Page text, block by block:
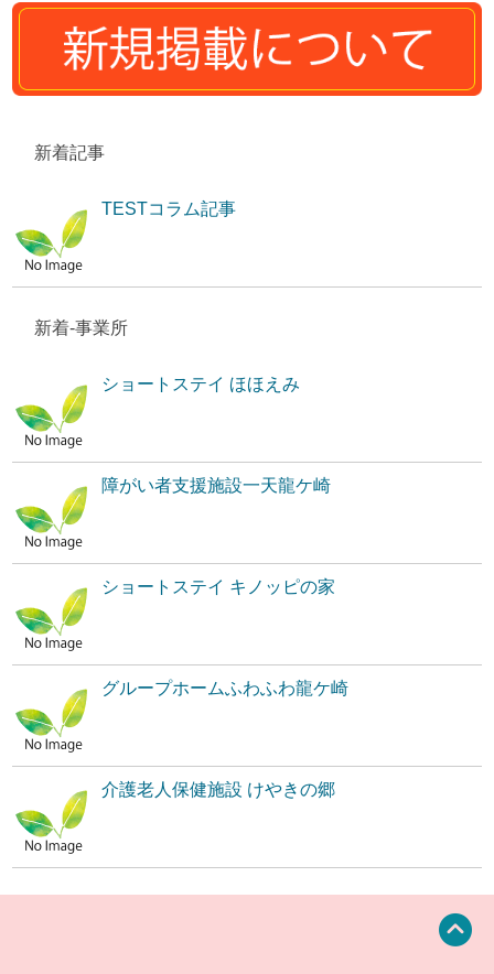
新着記事
TESTコラム記事
新着-事業所
ショートステイ ほほえみ
障がい者支援施設一天龍ケ崎
ショートステイ キノッピの家
グループホームふわふわ龍ケ崎
介護老人保健施設 けやきの郷